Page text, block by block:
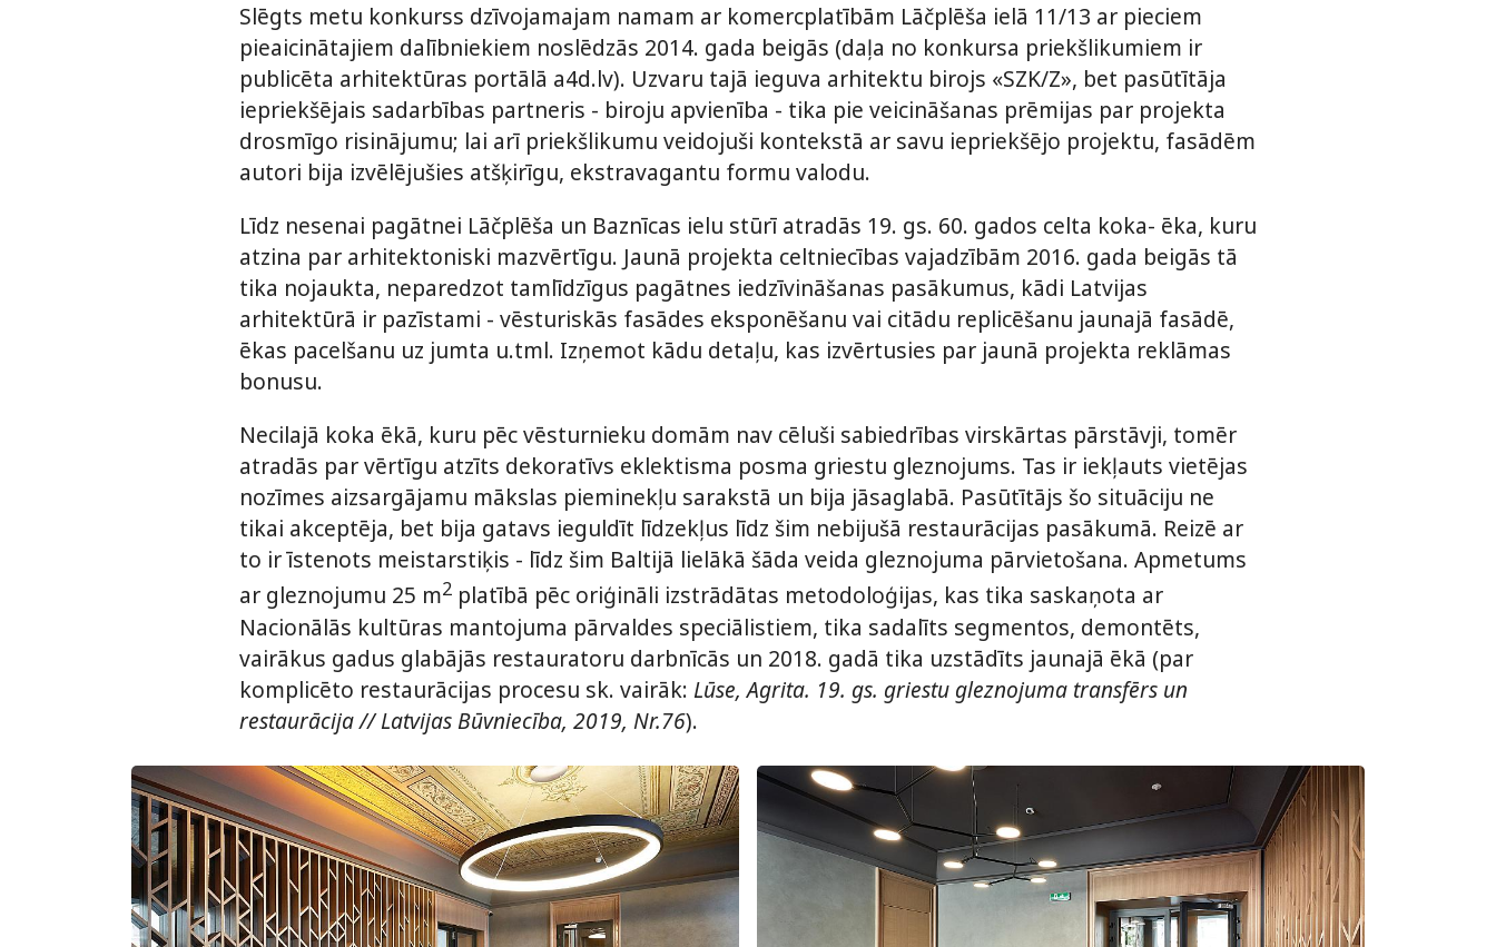
Slēgts metu konkurss dzīvojamajam namam ar komercplatībām Lāčplēša ielā 11/13 ar pieciem
pieaicinātajiem dalībniekiem noslēdzās 2014. gada beigās (daļa no konkursa priekšlikumiem ir
publicēta arhitektūras portālā a4d.lv). Uzvaru tajā ieguva arhitektu birojs «SZK/Z», bet pasūtītāja
iepriekšējais sadarbības partneris - biroju apvienība - tika pie veicināšanas prēmijas par projekta
drosmīgo risinājumu; lai arī priekšlikumu veidojuši kontekstā ar savu iepriekšējo projektu, fasādēm
autori bija izvēlējušies atšķirīgu, ekstravagantu formu valodu.
Līdz nesenai pagātnei Lāčplēša un Baznīcas ielu stūrī atradās 19. gs. 60. gados celta koka- ēka, kuru
atzina par arhitektoniski mazvērtīgu. Jaunā projekta celtniecības vajadzībām 2016. gada beigās tā
tika nojaukta, neparedzot tamlīdzīgus pagātnes iedzīvināšanas pasākumus, kādi Latvijas
arhitektūrā ir pazīstami - vēsturiskās fasādes eksponēšanu vai citādu replicēšanu jaunajā fasādē,
ēkas pacelšanu uz jumta u.tml. Izņemot kādu detaļu, kas izvērtusies par jaunā projekta reklāmas
bonusu.
Necilajā koka ēkā, kuru pēc vēsturnieku domām nav cēluši sabiedrības virskārtas pārstāvji, tomēr
atradās par vērtīgu atzīts dekoratīvs eklektisma posma griestu gleznojums. Tas ir iekļauts vietējas
nozīmes aizsargājamu mākslas pieminekļu sarakstā un bija jāsaglabā. Pasūtītājs šo situāciju ne
tikai akceptēja, bet bija gatavs ieguldīt līdzekļus līdz šim nebijušā restaurācijas pasākumā. Reizē ar
to ir īstenots meistarstiķis - līdz šim Baltijā lielākā šāda veida gleznojuma pārvietošana. Apmetums
ar gleznojumu 25 m2platībā pēc oriģināli izstrādātas metodoloģijas, kas tika saskaņota ar
Nacionālās kultūras mantojuma pārvaldes speciālistiem, tika sadalīts segmentos, demontēts,
vairākus gadus glabājās restauratoru darbnīcās un 2018. gadā tika uzstādīts jaunajā ēkā (par
komplicēto restaurācijas procesu sk. vairāk: Lūse, Agrita. 19. gs. griestu gleznojuma transfērs un
restaurācija // Latvijas Būvniecība, 2019, Nr.76).